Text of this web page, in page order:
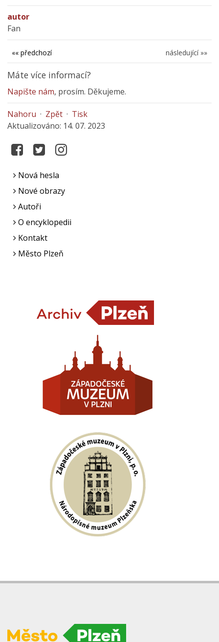
autor
Fan
následující »»
«« předchozí
Máte více informací?
Napište nám, prosím. Děkujeme.
Nahoru · Zpět · Tisk
Aktualizováno: 14. 07. 2023
Nová hesla
Nové obrazy
Autoři
O encyklopedii
Kontakt
Město Plzeň